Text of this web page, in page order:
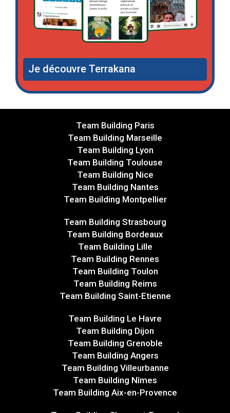
Je découvre Terrakana
Team Building Paris
Team Building Marseille
Team Building Lyon
Team Building Toulouse
Team Building Nice
Team Building Nantes
Team Building Montpellier
Team Building Strasbourg
Team Building Bordeaux
Team Building Lille
Team Building Rennes
Team Building Toulon
Team Building Reims
Team Building Saint-Etienne
Team Building Le Havre
Team Building Dijon
Team Building Grenoble
Team Building Angers
Team Building Villeurbanne
Team Building Nîmes
Team Building Aix-en-Provence